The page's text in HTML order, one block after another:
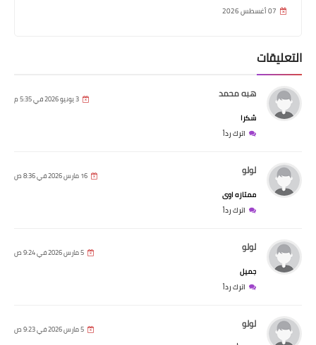
07 أغسطس 2026
التعليقات
هبه محمد 3 يونيو 2026 في 5:35 م
شكرا
اترك رداً
لولو 16 مارس 2026 في 8:36 ص
ممتازه اوى
اترك رداً
لولو 5 مارس 2026 في 9:24 ص
جميل
اترك رداً
لولو 5 مارس 2026 في 9:23 ص